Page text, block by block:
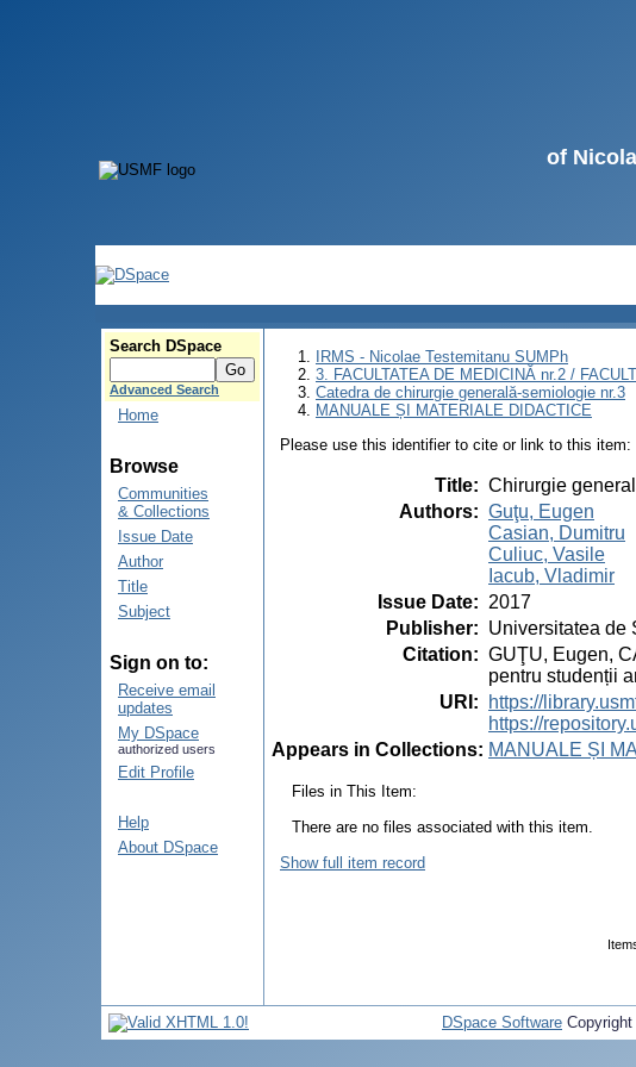
of
Search DSpace
Advanced Search
Home
Browse
Communities
& Collections
Issue Date
Author
Title
Subject
Sign on to:
Receive email
updates
My DSpace
authorized users
Edit Profile
Help
About DSpace
IRMS - Nicolae Testemitanu SUMPh
3. FACULTATEA DE MEDICINĂ nr.2 /
Catedra de chirurgie generală-semiologie nr.3
MANUALE ȘI MATERIALE DIDACTICE
Please use this identifier to cite or link to this item:
Title: Chirurgie
Authors: Guţu, Eugen
Casian, Dumitru
Culiuc, Vasile
Iacub, Vladimir
Issue Date: 2017
Publisher: Universitatea de
Citation: GUŢU, Eugen,
pentru studenții
URI :
https://
https://
Appears in Collections: MANUALE ȘI
Files in This Item:
There are no files associated with this item.
Show full item record
DSpace Software